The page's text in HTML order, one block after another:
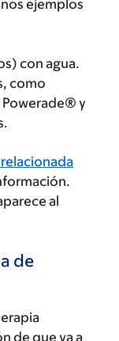
ejemplos
con agua.
como
y
al
de
de que va a